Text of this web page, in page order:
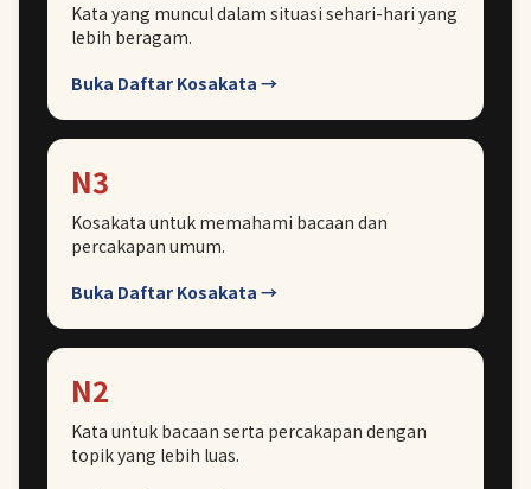
Kata yang muncul dalam situasi sehari-hari yang
lebih beragam.
Buka Daftar Kosakata →
N3
Kosakata untuk memahami bacaan dan
percakapan umum.
Buka Daftar Kosakata →
N2
Kata untuk bacaan serta percakapan dengan
topik yang lebih luas.